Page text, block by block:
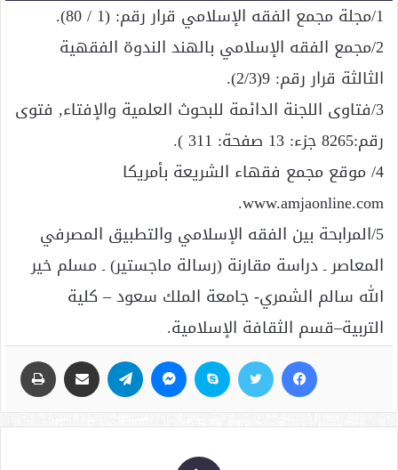
1/مجلة مجمع الفقه الإسلامي قرار رقم: (1 / 80).
2/مجمع الفقه الإسلامي بالهند الندوة الفقهية
الثالثة قرار رقم: 9(2/3).
3/فتاوى اللجنة الدائمة للبحوث العلمية والإفتاء, فتوى
رقم:8265 جزء: 13 صفحة: 311 ).
4/ موقع مجمع فقهاء الشريعة بأمريكا
www.amjaonline.com.
5/المرابحة بين الفقه الإسلامي والتطبيق المصرفي
المعاصر ـ دراسة مقارنة (رسالة ماجستير) ـ مسلم خير
الله سالم الشمري- جامعة الملك سعود – كلية
التربية–قسم الثقافة الإسلامية.